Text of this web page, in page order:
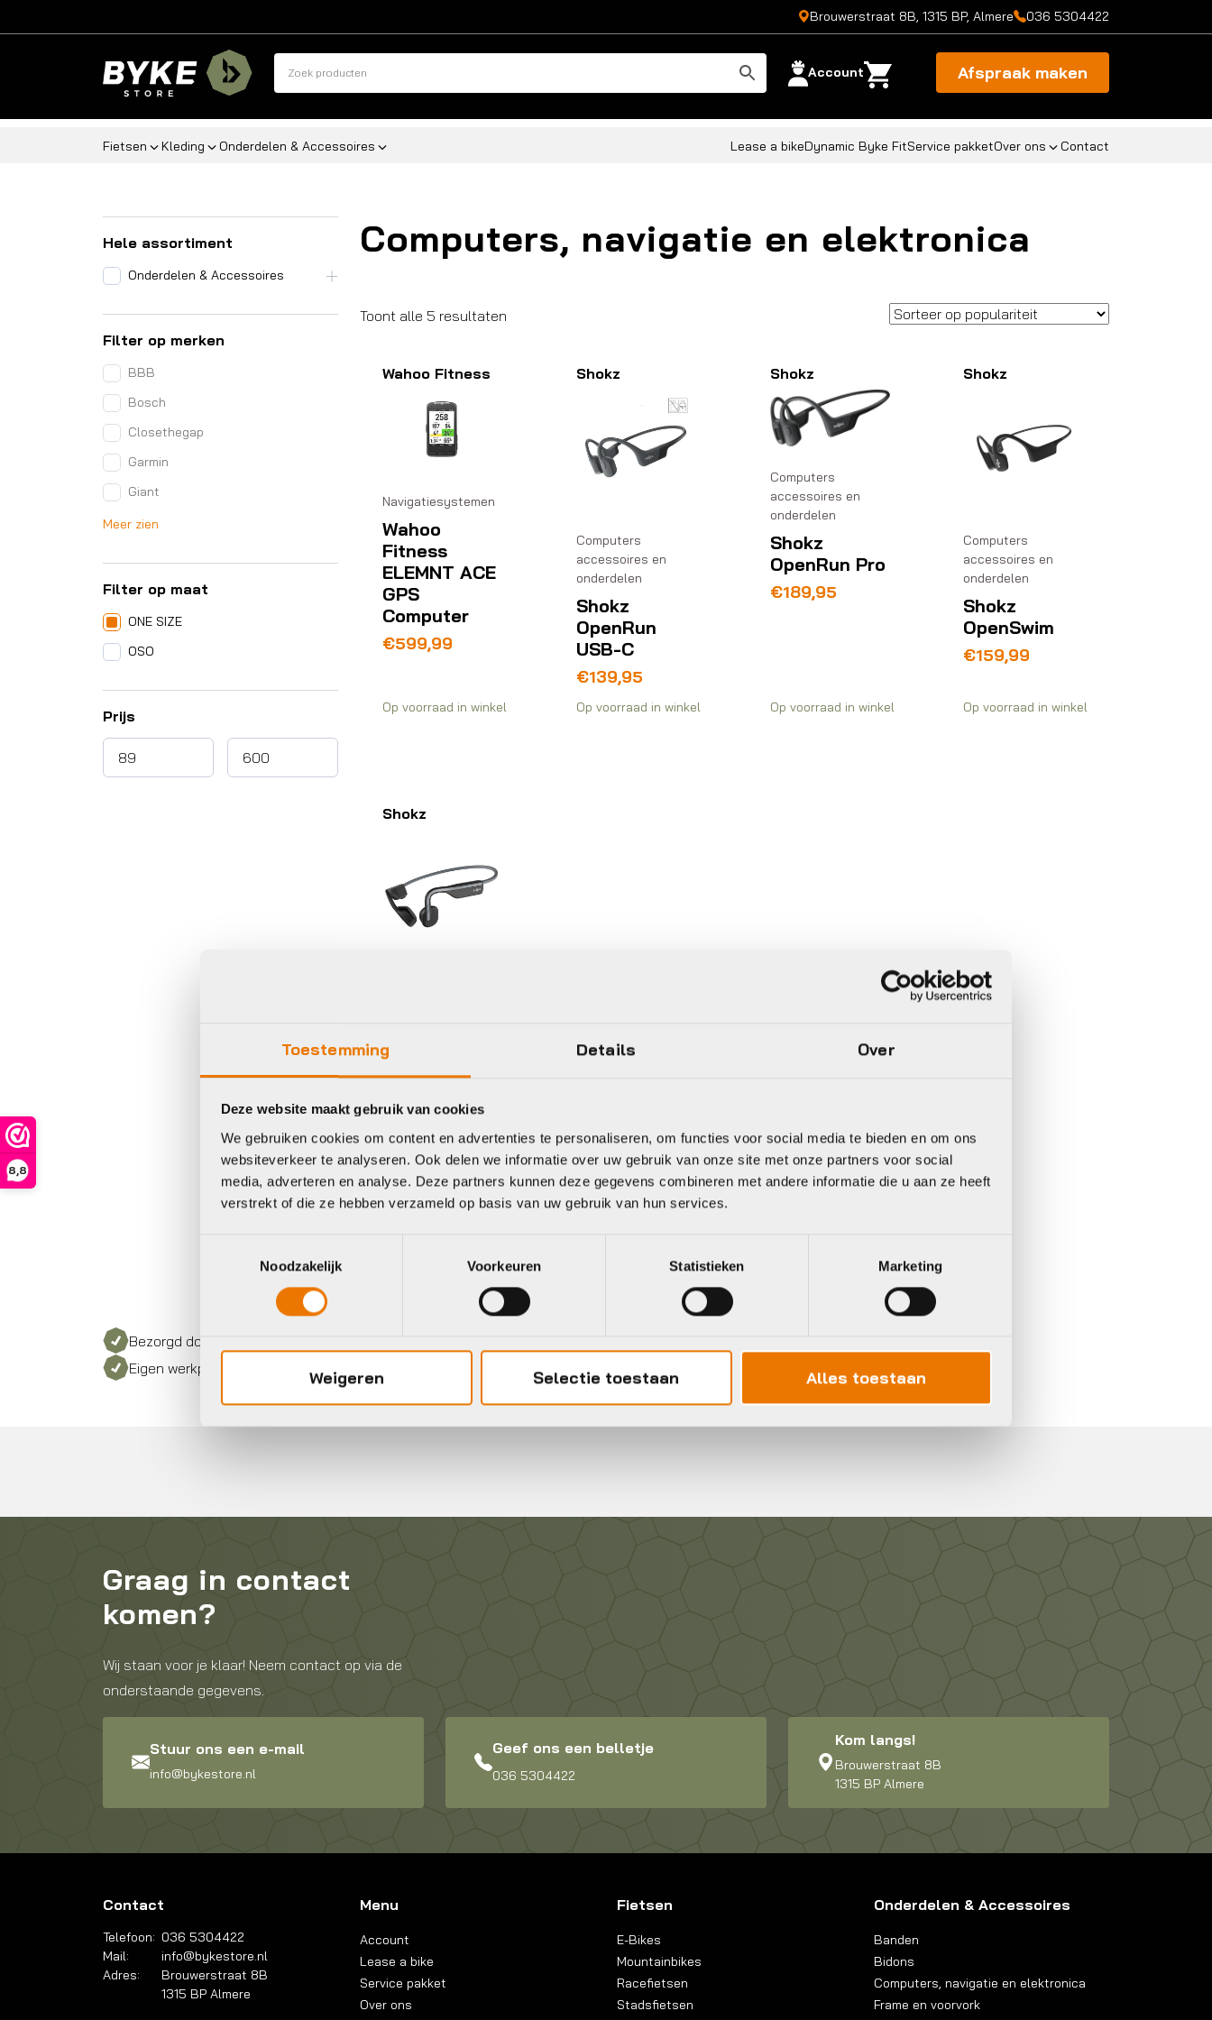
Toestemming Details Over
Deze website maakt gebruik van cookies
We gebruiken cookies om content en advertenties te personaliseren, om functies voor social media te bieden en om ons
websiteverkeer te analyseren. Ook delen we informatie over uw gebruik van onze site met onze partners voor social
media, adverteren en analyse. Deze partners kunnen deze gegevens combineren met andere informatie die u aan ze heeft
verstrekt of die ze hebben verzameld op basis van uw gebruik van hun services.
Noodzakelijk
Voorkeuren Statistieken Marketing
Weigeren Selectie toestaan Alles toestaan
8,8
Brouwerstraat 8B, 1315 BP, Almere 036 5304422
Account Afspraak maken
Fietsen Kleding Onderdelen & Accessoires Lease a bikeDynamic Byke FitService pakketOver ons Contact
Hele assortiment
Onderdelen & Accessoires
Filter op merken
BBB
Bosch
Closethegap
Garmin
Giant
Meer zien
Filter op maat
ONE SIZE
OSO
Prijs
Computers, navigatie en elektronica
Toont alle 5 resultaten
populariteit
Wahoo Fitness
Navigatiesystemen
Wahoo
Fitness
ELEMNT ACE
GPS
Computer
€599,99
Op voorraad in winkel
Shokz
Computers
accessoires en
onderdelen
Shokz
OpenRun
USB-C
€139,95
Op voorraad in winkel
Shokz
Computers
accessoires en
onderdelen
Shokz
OpenRun Pro
€189,95
Op voorraad in winkel
Shokz
Computers
accessoires en
onderdelen
Shokz
OpenSwim
€159,99
Op voorraad in winkel
Shokz
Shokz
OpenMove
Op voorraad in winkel
Bezorgd door heel Nederland verzending vanaf €50
Eigen werkplaats met gecertificeerd personeel
Graag in contact
komen?
Wij staan voor je klaar! Neem contact op via de
onderstaande gegevens.
Stuur ons een e-mail
info@bykestore.nl
Geef ons een belletje
036 5304422
Kom langs!
Brouwerstraat 8B
1315 BP Almere
Contact
Telefoon: 036 5304422
Mail:
info@bykestore.nl
Adres:
Brouwerstraat 8B
1315 BP Almere
Menu
Account
Lease a bike
Service pakket
Over ons
Fietsen
E-Bikes
Mountainbikes
Racefietsen
Stadsfietsen
Onderdelen & Accessoires
Banden
Bidons
Computers, navigatie en elektronica
Frame en voorvork